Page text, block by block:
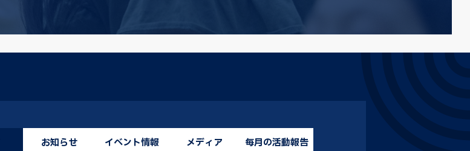
お知らせ イベント情報 メディア 毎月の活動報告